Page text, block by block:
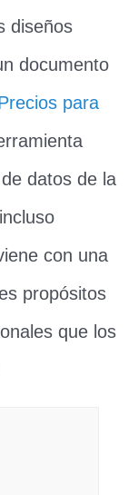
diseños
documento
para
datos de la
con una
propósitos
que los